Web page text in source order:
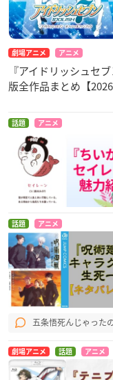
劇場アニメ アニメ
『アイドリッシュセ
版全作品まとめ【2026
話題 アニメ
話題 アニメ
五条悟死んじゃった
劇場アニメ 話題 アニメ